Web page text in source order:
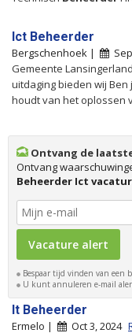
Ict Beheerder
Bergschenhoek |
Gemeente
uitdaging bieden wij Ben
houdt van het oplossen
Ontvang de
Ontvang
Beheerder Ict
Bespaar tijd vinden van een
U kunt annuleren e-mail
It Beheerder
Ermelo | Oct 3, 2024